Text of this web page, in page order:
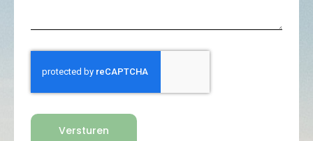
Versturen